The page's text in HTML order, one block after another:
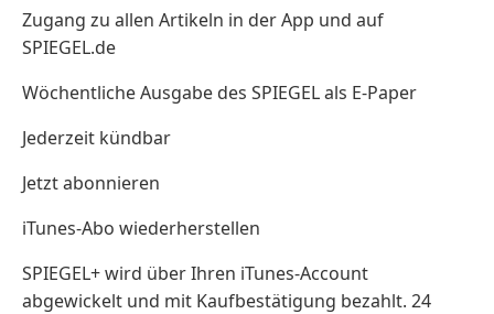
Zugang zu allen Artikeln in der App und auf
SPIEGEL.de
Wöchentliche Ausgabe des SPIEGEL als E-Paper
Jederzeit kündbar
Jetzt abonnieren
iTunes-Abo wiederherstellen
SPIEGEL+ wird über Ihren iTunes-Account
abgewickelt und mit Kaufbestätigung bezahlt. 24